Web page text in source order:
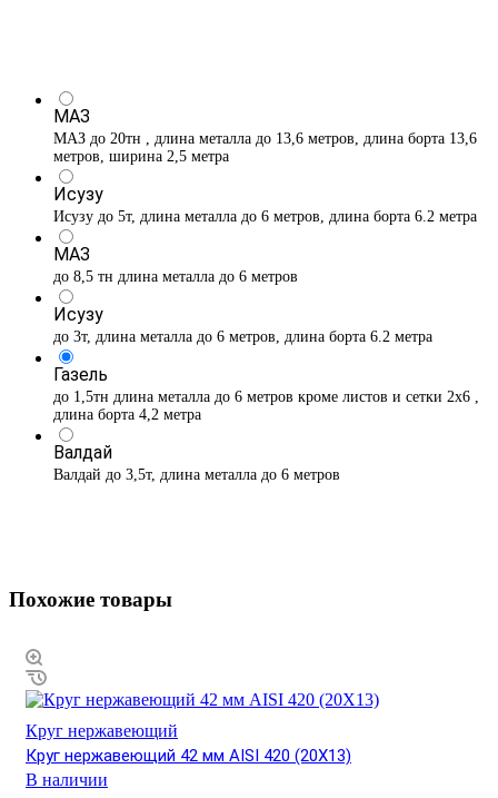
МАЗ
МАЗ до 20тн , длина металла до 13,6 метров, длина борта 13,6
метров, ширина 2,5 метра
Исузу
Исузу до 5т, длина металла до 6 метров, длина борта 6.2 метра
МАЗ
до 8,5 тн длина металла до 6 метров
Исузу
до 3т, длина металла до 6 метров, длина борта 6.2 метра
Газель
до 1,5тн длина металла до 6 метров кроме листов и сетки 2х6 ,
длина борта 4,2 метра
Валдай
Валдай до 3,5т, длина металла до 6 метров
Похожие товары
Круг нержавеющий
Круг нержавеющий 42 мм AISI 420 (20Х13)
В наличии